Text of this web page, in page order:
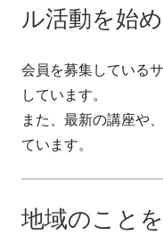
ル活動を始
会員を募集している
しています。
また、最新の講座や
ています。
地域のこと